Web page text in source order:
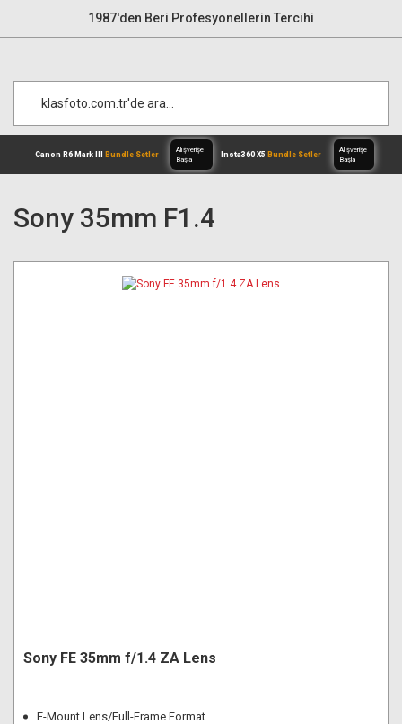
1987'den Beri Profesyonellerin Tercihi
Başla
Sony 35mm F1.4
Sony FE 35mm f/1.4 ZA Lens
E-Mount Lens/Full-Frame Format